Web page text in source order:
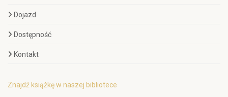
Dojazd
Dostępność
Kontakt
Znajdź książkę w naszej bibliotece